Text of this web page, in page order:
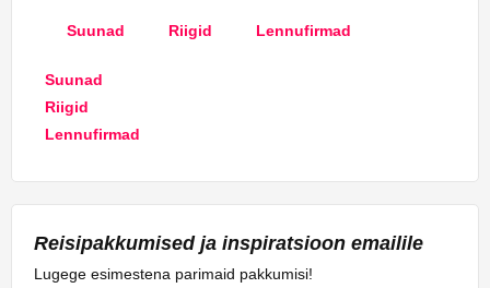
Suunad Riigid Lennufirmad
Suunad
Riigid
Lennufirmad
Reisipakkumised ja inspiratsioon emailile
Lugege esimestena parimaid pakkumisi!